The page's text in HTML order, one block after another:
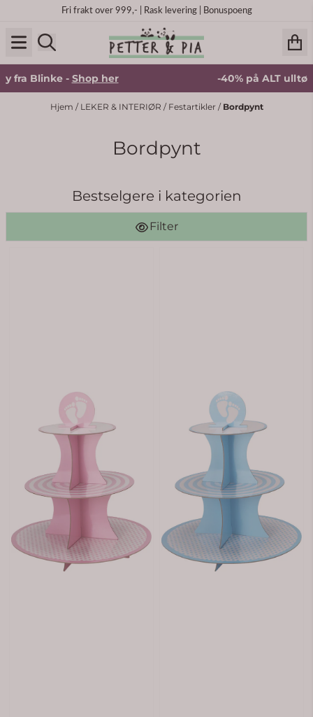
Hopp til innholdFri frakt over 999,- | Rask levering | Bonuspoeng
fra Blinke - Shop her -40% på ALT ulltøy
Hjem / LEKER & INTERIØR / Festartikler / Bordpynt
Bordpynt
Bestselgere i kategorien
Filter